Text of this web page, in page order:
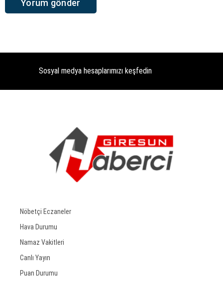
Sosyal medya hesaplarımızı keşfedin
Nöbetçi Eczaneler
Hava Durumu
Namaz Vakitleri
Canlı Yayın
Puan Durumu